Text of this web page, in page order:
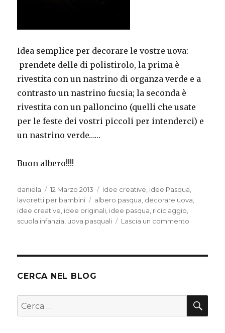
Idea semplice per decorare le vostre uova:
prendete delle di polistirolo, la prima è
rivestita con un nastrino di organza verde e a
contrasto un nastrino fucsia; la seconda è
rivestita con un palloncino (quelli che usate
per le feste dei vostri piccoli per intenderci) e
un nastrino verde……
Buon albero!!!!
Autore
daniela
Pubblicato
il
12 Marzo 2013 Categorie
Idee creative idee Pasqua
lavoretti per bambini
Tag
albero pasqua decorare uova
idee creative idee originali idee pasqua riciclaggio
scuola infanzia uova pasquali Lascia un commento
CERCA NEL BLOG
Cerca: